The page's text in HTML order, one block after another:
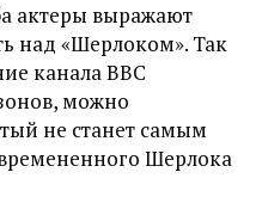
актеры выражают
над «Шерлоком». Так
канала BBC
можно
не станет самым
Шерлока